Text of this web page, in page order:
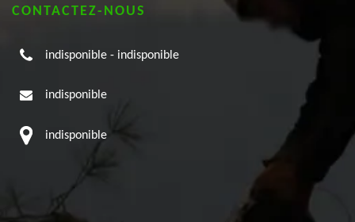
CONTACTEZ-NOUS
indisponible - indisponible
indisponible
indisponible